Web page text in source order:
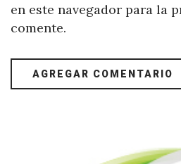
en este navegador para la
comente.